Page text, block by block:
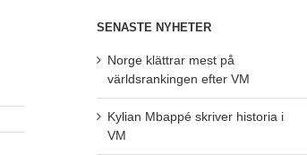
SENASTE NYHETER
Norge klättrar mest på
världsrankingen efter VM
Kylian Mbappé skriver historia i
VM